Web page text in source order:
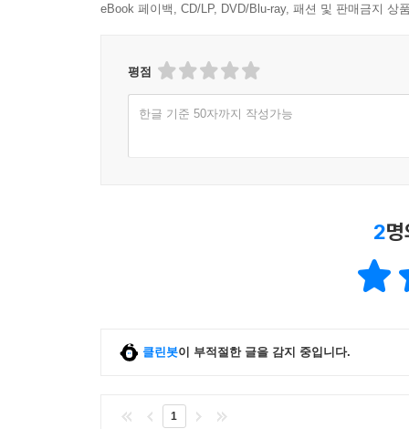
eBook 페이백, CD/LP, DVD/Blu-ray, 패션 및 판매금지 상
평점
한글 기준 50자까지 작성가능
2
클린봇이 부적절한 글을 감지 중입니다.
1